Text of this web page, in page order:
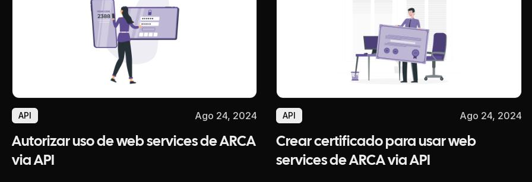
API Ago 24, 2024
Autorizar uso de web services de ARCA
via API
API Ago 24, 2024
Crear certificado para usar web
services de ARCA via API